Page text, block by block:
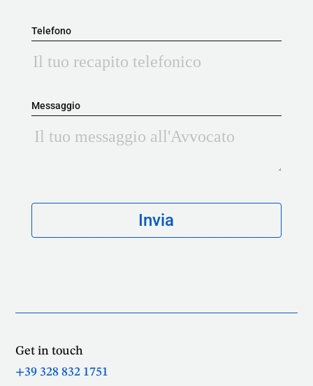
Telefono
Messaggio
Get in touch
+39 328 832 1751